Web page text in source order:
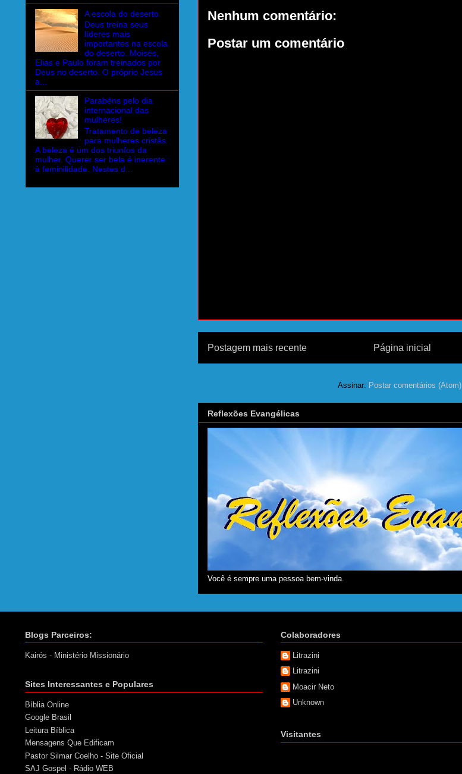
Nenhum comentário:
Postar um comentário
Postagem mais recente Página inicial
Assinar: Postar comentários (Atom)
Reflexões Evangélicas
Você é sempre uma pessoa bem-vinda.
A escola do deserto
Deus treina seus
líderes mais
importantes na escola
do deserto. Moisés,
Elias e Paulo foram treinados por
Deus no deserto. O próprio Jesus
a...
Parabéns pelo dia
internacional das
mulheres!
Tratamento de beleza
para mulheres cristãs
A beleza é um dos triunfos da
mulher. Querer ser bela é inerente
à feminilidade. Nestes d...
Blogs Parceiros:
Kairós - Ministério Missionário
Sites Interessantes e Populares
Bíblia Online
Google Brasil
Leitura Bíblica
Mensagens Que Edificam
Pastor Silmar Coelho - Site Oficial
SAJ Gospel - Rádio WEB
Colaboradores
Litrazini
Litrazini
Moacir Neto
Unknown
Visitantes